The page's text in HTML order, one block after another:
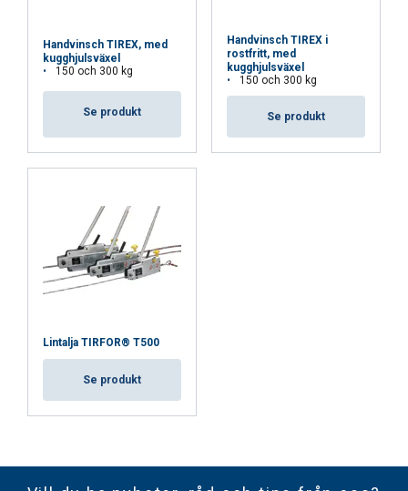
Handvinsch TIREX, med
kugghjulsväxel
150 och 300 kg
Se produkt
Handvinsch TIREX i
rostfritt, med
kugghjulsväxel
150 och 300 kg
Se produkt
Lintalja TIRFOR® T500
Se produkt